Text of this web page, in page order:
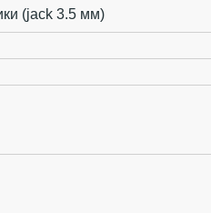
(jack 3.5 мм)